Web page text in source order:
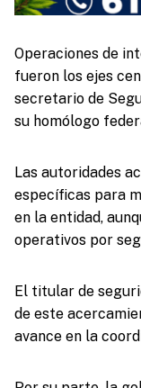
Operaciones de
fueron los ejes
secretario de
su homólogo
Las autoridades
específicas para
en la entidad,
operativos por
El titular de
de este
avance en la